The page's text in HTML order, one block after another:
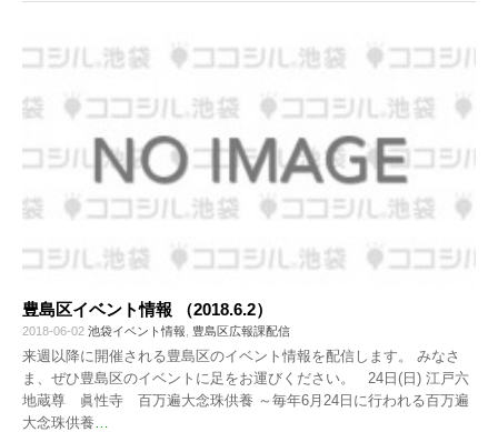
豊島区イベント情報 （2018.6.2）
2018-06-02 池袋イベント情報 豊島区広報課配信
来週以降に開催される豊島区のイベント情報を配信します。 みなさ
ま、ぜひ豊島区のイベントに足をお運びください。 24日(日) 江戸六
地蔵尊 眞性寺 百万遍大念珠供養 ～毎年6月24日に行われる百万遍
大念珠供養